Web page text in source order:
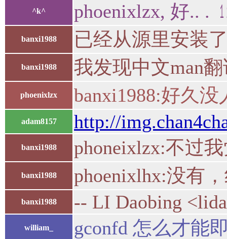
^k^ phoenixlzx, 好.. .
banxi1988 已经从源里安装
banxi1988 我发现中文man
phoenixlzx banxi1988:好久没
adam8157 http://
banxi1988 phoneixlzx:不过
banxi1988 phoenixlhx:没有
banxi1988 -- LI Daobing
william_ gconfd 怎么才能